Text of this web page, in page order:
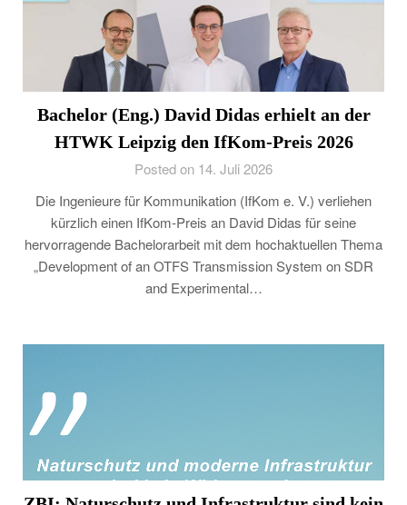
Bachelor (Eng.) David Didas erhielt an der
HTWK Leipzig den IfKom-Preis 2026
Posted on 14. Juli 2026
Die Ingenieure für Kommunikation (IfKom e. V.) verliehen
kürzlich einen IfKom-Preis an David Didas für seine
hervorragende Bachelorarbeit mit dem hochaktuellen Thema
„Development of an OTFS Transmission System on SDR
and Experimental…